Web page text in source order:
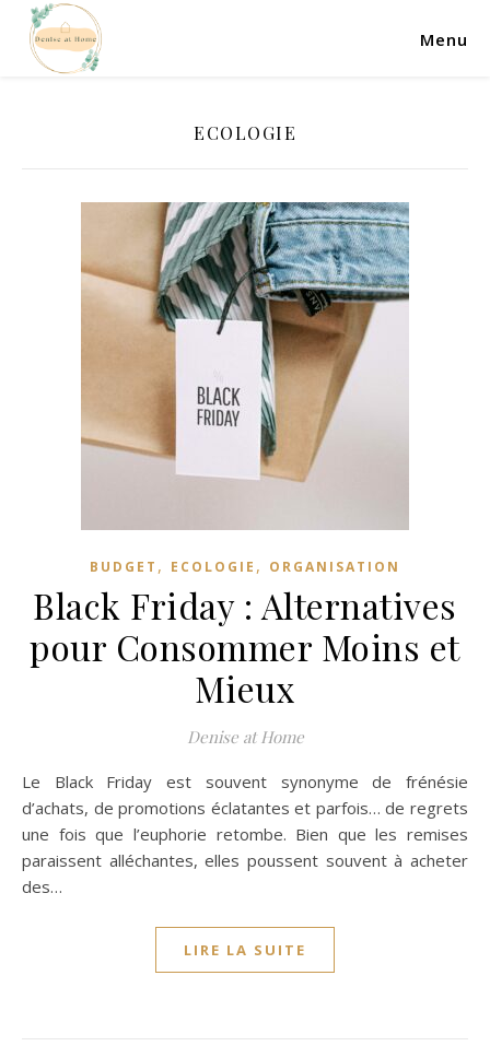
Menu
ECOLOGIE
BUDGET , ECOLOGIE , ORGANISATION
Black Friday : Alternatives
pour Consommer Moins et
Mieux
Denise at Home
Le Black Friday est souvent synonyme de frénésie
d’achats, de promotions éclatantes et parfois… de regrets
une fois que l’euphorie retombe. Bien que les remises
paraissent alléchantes, elles poussent souvent à acheter
des…
LIRE LA SUITE